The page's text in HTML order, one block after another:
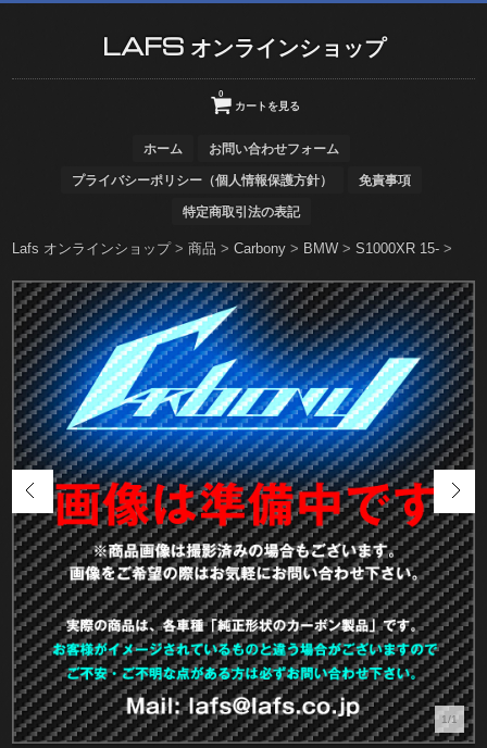
LAFS オンラインショップ
カートを見る
0
ホーム お問い合わせフォーム
プライバシーポリシー（個人情報保護方針） 免責事項
特定商取引法の表記
Lafs オンラインショップ>商品 >Carbony > BMW >S1000XR 15- >
1/1